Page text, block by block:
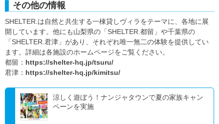
その他の情報
SHELTER.は自然と共生する一棟貸しヴィラをテーマに、各地に展
開しています。他にも山梨県の「SHELTER.都留」や千葉県の
「SHELTER.君津」があり、それぞれ唯一無二の体験を提供してい
ます。詳細は各施設のホームページをご覧ください。
都留： https://shelter-hq.jp/tsuru/
君津： https://shelter-hq.jp/kimitsu/
涼しく遊ぼう！ナンジャタウンで夏の家族キャン
ペーンを実施